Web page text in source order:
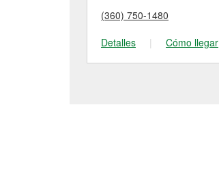
(360) 750-1480
Detalles
| Cómo llegar